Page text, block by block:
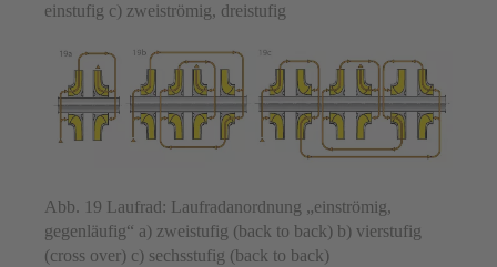
einstufig c) zweiströmig, dreistufig
Abb. 19 Laufrad: Laufradanordnung „einströmig,
gegenläufig“ a) zweistufig (back to back) b) vierstufig
(cross over) c) sechsstufig (back to back)